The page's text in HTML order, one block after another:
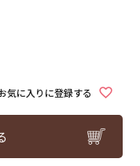
気に入りに登録する